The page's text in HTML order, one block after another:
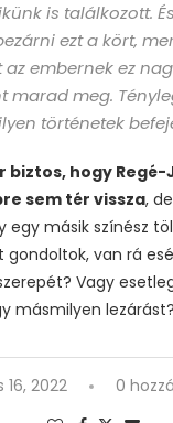
is találkozott.
ezt a kört,
az embernek ez
marad meg.
történetek
biztos, hogy
sem tér vissza,
egy másik színész
gondoltok, van rá
Vagy
másmilyen lezárást?
16, 2022 0